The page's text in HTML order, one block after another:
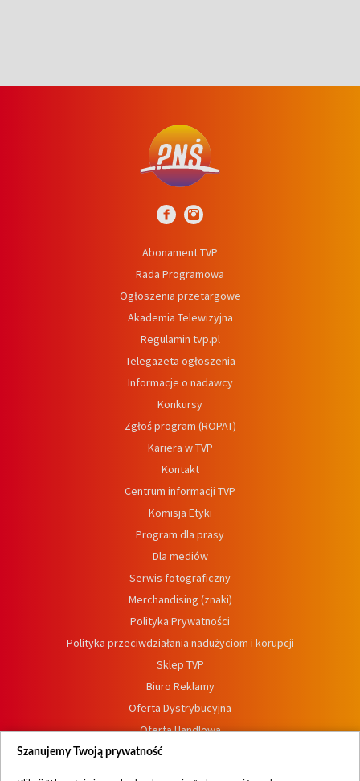
Abonament TVP
Rada Programowa
Ogłoszenia przetargowe
Akademia Telewizyjna
Regulamin tvp.pl
Telegazeta ogłoszenia
Informacje o nadawcy
Konkursy
Zgłoś program (ROPAT)
Kariera w TVP
Kontakt
Centrum informacji TVP
Komisja Etyki
Program dla prasy
Dla mediów
Serwis fotograficzny
Merchandising (znaki)
Polityka Prywatności
Polityka przeciwdziałania nadużyciom i korupcji
Sklep TVP
Biuro Reklamy
Oferta Dystrybucyjna
Oferta Handlowa
Dostępność
Szanujemy Twoją prywatność